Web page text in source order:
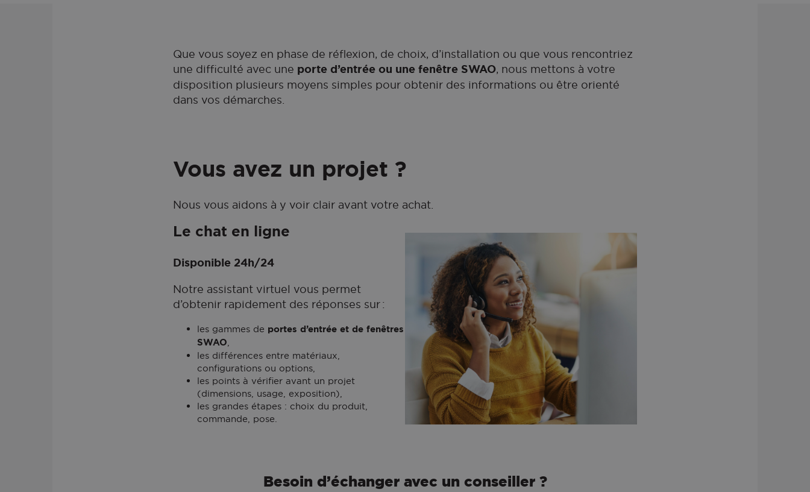
Que vous soyez en phase de réflexion, de choix, d’installation ou que vous rencontriez
une difficulté avec une porte d’entrée ou une fenêtre SWAO, nous mettons à votre
disposition plusieurs moyens simples pour obtenir des informations ou être orienté
dans vos démarches.
Vous avez un projet ?
Nous vous aidons à y voir clair avant votre achat.
Le chat en ligne
Disponible 24h/24
Notre assistant virtuel vous permet
d’obtenir rapidement des réponses sur :
les gammes de portes d’entrée et de fenêtres
SWAO,
les différences entre matériaux,
configurations ou options,
les points à vérifier avant un projet
(dimensions, usage, exposition),
les grandes étapes : choix du produit,
commande, pose.
Besoin d’échanger avec un conseiller ?